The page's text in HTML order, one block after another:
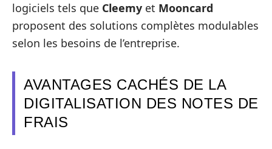
logiciels tels que Cleemy et Mooncard
proposent des solutions complètes modulables
selon les besoins de l’entreprise.
AVANTAGES CACHÉS DE LA
DIGITALISATION DES NOTES DE
FRAIS